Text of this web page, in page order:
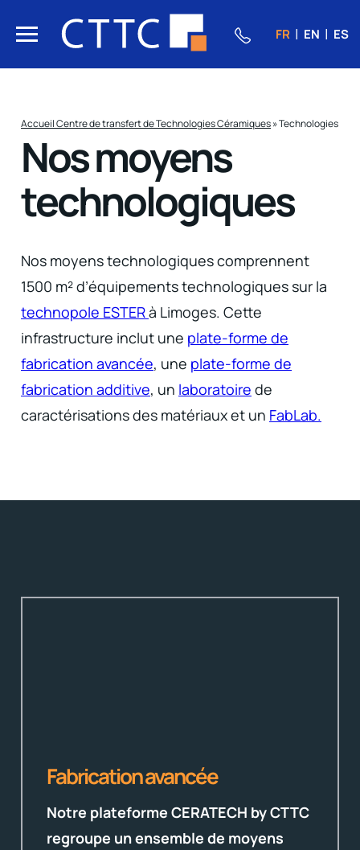
FR EN ES
Accueil Centre de transfert de Technologies Céramiques»Technologies
Nos moyens
technologiques
Nos moyens technologiques comprennent
1500 m² d’équipements technologiques sur la
technopole ESTERà Limoges. Cette
infrastructure inclut une plate-forme de
fabrication avancée, une plate-forme de
fabrication additive, un laboratoire de
caractérisations des matériaux et un FabLab.
Fabrication avancée
Notre plateforme CERATECH by CTTC
regroupe un ensemble de moyens